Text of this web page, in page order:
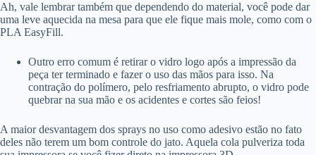
Ah, vale lembrar também que dependendo do material, você pode dar
uma leve aquecida na mesa para que ele fique mais mole, como com o
PLA EasyFill.
Outro erro comum é retirar o vidro logo após a impressão da
peça ter terminado e fazer o uso das mãos para isso. Na
contração do polímero, pelo resfriamento abrupto, o vidro pode
quebrar na sua mão e os acidentes e cortes são feios!
A maior desvantagem dos sprays no uso como adesivo estão no fato
deles não terem um bom controle do jato. Aquela cola pulveriza toda